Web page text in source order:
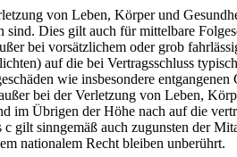
von Leben, Körper und
sind. Dies gilt auch für mittelbare
bei vorsätzlichem oder grob
auf die bei Vertragsschluss
wie insbesondere entgangenen
bei der Verletzung von Leben,
im Übrigen der Höhe nach auf die
gilt sinngemäß auch zugunsten der
nationalem Recht bleiben unberührt.